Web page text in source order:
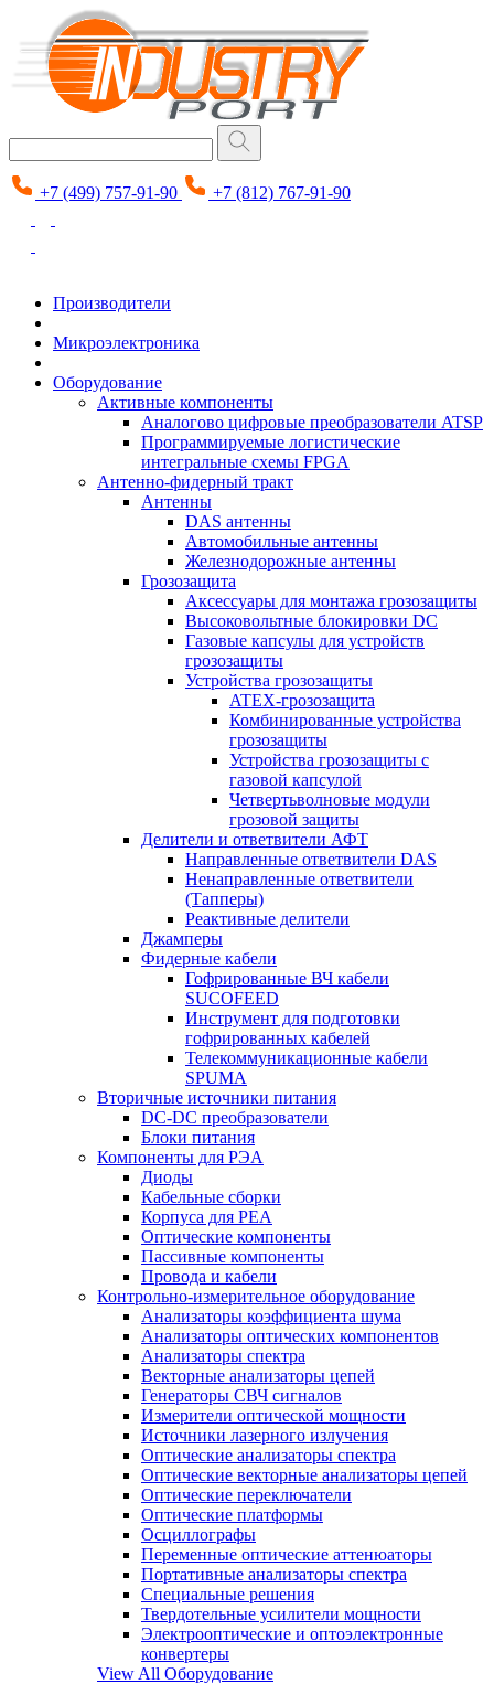
+7 (499) 757-91-90 +7 (812) 767-91-90
Производители
Микроэлектроника
Оборудование
Активные компоненты
Аналогово цифровые преобразователи ATSP
Программируемые логистические
интегральные схемы FPGA
Антенно-фидерный тракт
Антенны
DAS антенны
Автомобильные антенны
Железнодорожные антенны
Грозозащита
Аксессуары для монтажа грозозащиты
Высоковольтные блокировки DC
Газовые капсулы для устройств
грозозащиты
Устройства грозозащиты
ATEX-грозозащита
Комбинированные устройства
грозозащиты
Устройства грозозащиты с
газовой капсулой
Четвертьволновые модули
грозовой защиты
Делители и ответвители АФТ
Направленные ответвители DAS
Ненаправленные ответвители
(Тапперы)
Реактивные делители
Джамперы
Фидерные кабели
Гофрированные ВЧ кабели
SUCOFEED
Инструмент для подготовки
гофрированных кабелей
Телекоммуникационные кабели
SPUMA
Вторичные источники питания
DC-DC преобразователи
Блоки питания
Компоненты для РЭА
Диоды
Кабельные сборки
Корпуса для РЕА
Оптические компоненты
Пассивные компоненты
Провода и кабели
Контрольно-измерительное оборудование
Анализаторы коэффициента шума
Анализаторы оптических компонентов
Анализаторы спектра
Векторные анализаторы цепей
Генераторы СВЧ сигналов
Измерители оптической мощности
Источники лазерного излучения
Оптические анализаторы спектра
Оптические векторные анализаторы цепей
Оптические переключатели
Оптические платформы
Осциллографы
Переменные оптические аттенюаторы
Портативные анализаторы спектра
Специальные решения
Твердотельные усилители мощности
Электрооптические и оптоэлектронные
конвертеры
View All Оборудование